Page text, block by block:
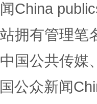
China
拥有管理笔
国公共传媒
公众新闻